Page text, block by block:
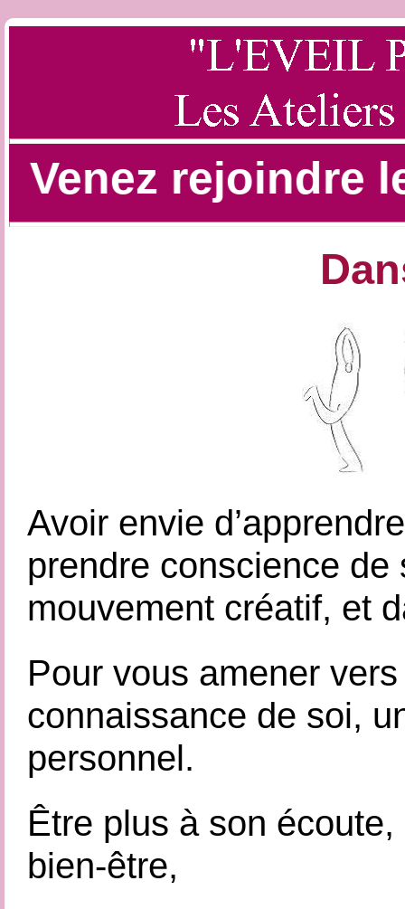
rejoindre
Avoir envie
prendre conscience de
mouvement créatif, et
Pour vous amener
connaissance de soi,
personnel.
Être plus à son
bien-être,